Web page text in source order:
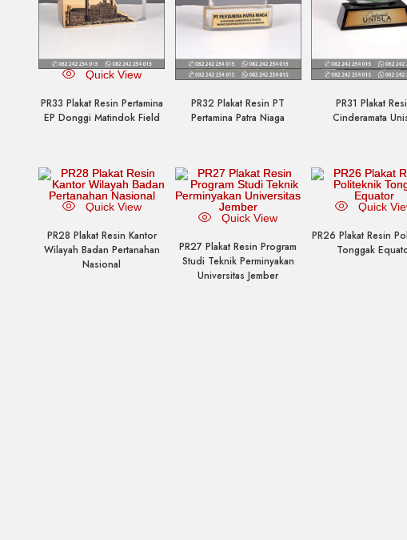
Quick View
PR33 Plakat Resin Pertamina
EP Donggi Matindok Field
Quick View
PR32 Plakat Resin PT
Pertamina Patra Niaga
Quick
PR31 Plakat
Cinderamata
Quick View
PR28 Plakat Resin Kantor
Wilayah Badan Pertanahan
Nasional
Quick View
PR27 Plakat Resin Program
Studi Teknik Perminyakan
Universitas Jember
Quick
PR26 Plakat Resin
Tonggak